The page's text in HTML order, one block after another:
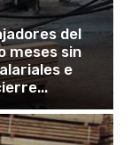
del
meses sin
e